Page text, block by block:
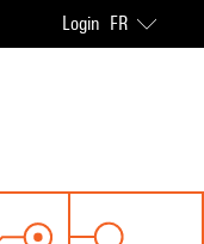
Login FR